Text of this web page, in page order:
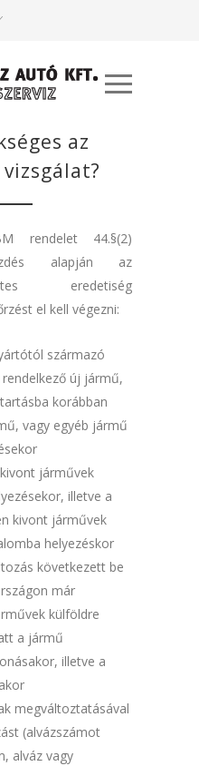
az
rendelet 44.§(2)
alapján az
eredetiség
el kell végezni:
származó
új jármű,
korábban
vagy egyéb jármű
járművek
illetve a
kivont járművek
helyezéskor
következett be
már
külföldre
a jármű
illetve a
megváltoztatásával
(alvázszámot
alváz vagy